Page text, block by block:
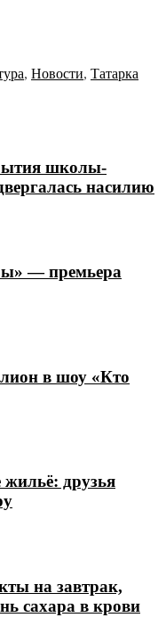
, Новости, Татарка
школы-
насилию
— премьера
в шоу «Кто
друзья
на завтрак,
сахара в крови